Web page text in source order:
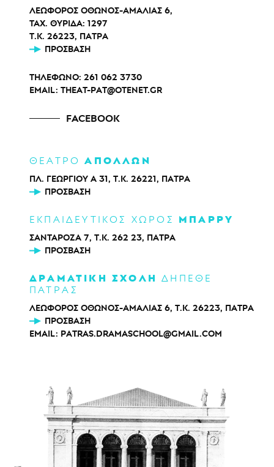
ΛΕΩΦΟΡΟΣ ΟΘΩΝΟΣ-ΑΜΑΛΙΑΣ 6,
ΤΑΧ. ΘΥΡΙΔΑ: 1297
Τ.Κ. 26223, ΠΑΤΡΑ
ΠΡΌΣΒΑΣΗ
ΤΗΛΕΦΩΝΟ: 261 062 3730
EMAIL: THEAT-PAT@OTENET.GR
FACEBOOK
ΘΕΑΤΡΟΑΠΟΛΛΩΝ
ΠΛ. ΓΕΩΡΓΙΟΥ Α 31, Τ.Κ. 26221, ΠΑΤΡΑ
ΠΡΌΣΒΑΣΗ
ΕΚΠΑΙΔΕΥΤΙΚΟΣ ΧΩΡΟΣ ΜΠΑΡΡΥ
ΣΑΝΤΑΡΟΖΑ 7, Τ.Κ. 262 23, ΠΑΤΡΑ
ΠΡΌΣΒΑΣΗ
ΔΡΑΜΑΤΙΚΗ ΣΧΟΛΗ ΔΗΠΕΘΕ
ΠΑΤΡΑΣ
ΛΕΩΦΟΡΟΣ ΟΘΩΝΟΣ-ΑΜΑΛΙΑΣ 6, Τ.Κ. 26223, ΠΑΤΡΑ
ΠΡΌΣΒΑΣΗ
EMAIL: PATRAS.DRAMASCHOOL@GMAIL.COM